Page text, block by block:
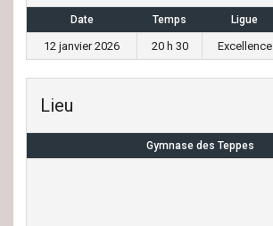
Date Temps Ligue
12 janvier 2026 20 h 30 Excellence
Lieu
Gymnase des Teppes